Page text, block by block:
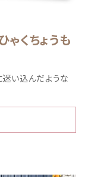
くちょうも
迷い込んだような